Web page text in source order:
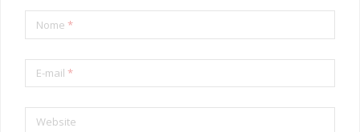
Nome *
E-mail *
Website